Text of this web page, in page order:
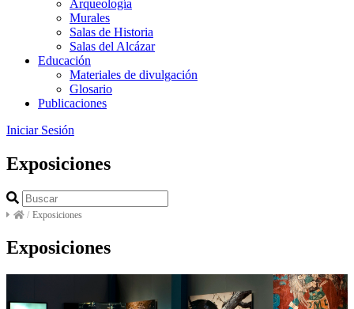
Arqueología
Murales
Salas de Historia
Salas del Alcázar
Educación
Materiales de divulgación
Glosario
Publicaciones
Iniciar Sesión
Exposiciones
/ Exposiciones
Exposiciones